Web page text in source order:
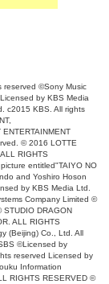
reserved ©Sony Music
by KBS Media
c2015 KBS. All rights
© 2016 LOTTE
RIGHTS
entitled"TAIYO NO
and Yoshiro Hoson
by KBS Media Ltd.
Company Limited ©
DRAGON
ALL RIGHTS
(Beijing) Co., Ltd. All
©Licensed by
reserved Licensed by
Information
RIGHTS RESERVED ©